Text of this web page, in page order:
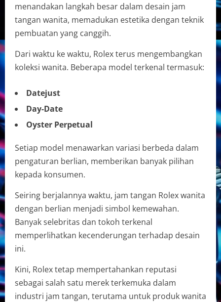
menandakan langkah besar dalam desain jam
tangan wanita, memadukan estetika dengan teknik
pembuatan yang canggih.
Dari waktu ke waktu, Rolex terus mengembangkan
koleksi wanita. Beberapa model terkenal termasuk:
Datejust
Day-Date
Oyster Perpetual
Setiap model menawarkan variasi berbeda dalam
pengaturan berlian, memberikan banyak pilihan
kepada konsumen.
Seiring berjalannya waktu, jam tangan Rolex wanita
dengan berlian menjadi simbol kemewahan.
Banyak selebritas dan tokoh terkenal
memperlihatkan kecenderungan terhadap desain
ini.
Kini, Rolex tetap mempertahankan reputasi
sebagai salah satu merek terkemuka dalam
industri jam tangan, terutama untuk produk wanita